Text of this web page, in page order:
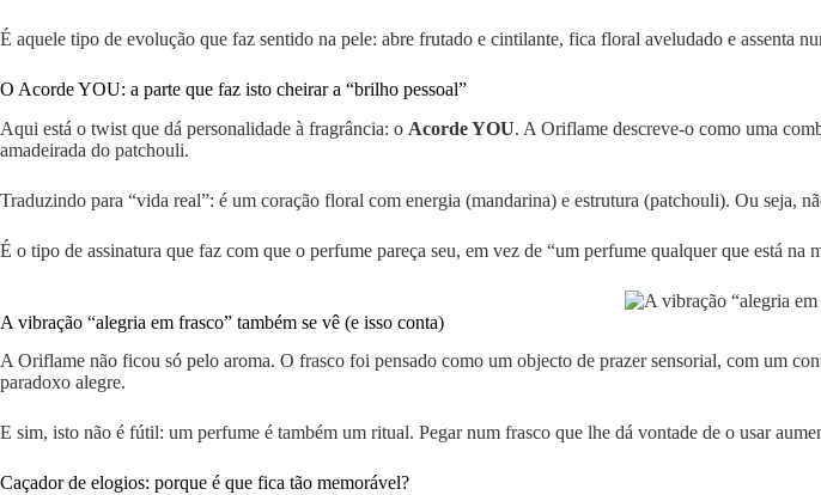
É aquele tipo de evolução que faz sentido na pele: abre frutado e cintilante, fica floral aveludado e assenta
O Acorde YOU: a parte que faz isto cheirar a “brilho pessoal”
Aqui está o twist que dá personalidade à fragrância: o Acorde YOU. A Oriflame descreve-o como uma
amadeirada do patchouli.
Traduzindo para “vida real”: é um coração floral com energia (mandarina) e estrutura (patchouli). Ou seja,
É o tipo de assinatura que faz com que o perfume pareça seu, em vez de “um perfume qualquer que está na
A vibração “alegria em frasco” também se vê (e isso conta)
A Oriflame não ficou só pelo aroma. O frasco foi pensado como um objecto de prazer sensorial, com um
paradoxo alegre.
E sim, isto não é fútil: um perfume é também um ritual. Pegar num frasco que lhe dá vontade de o usar
Caçador de elogios: porque é que fica tão memorável?